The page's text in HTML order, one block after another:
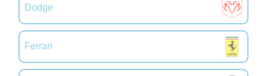
Dodge
Ferrari